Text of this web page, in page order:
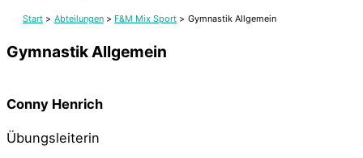
Start Abteilungen F&M Mix Sport Gymnastik Allgemein
Gymnastik Allgemein
Conny Henrich
Übungsleiterin